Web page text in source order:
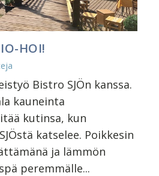
HOI!
Bistro SJÖn kanssa.
kauneinta
kutinsa, kun
katselee. Poikkesin
ja lämmön
peremmälle...